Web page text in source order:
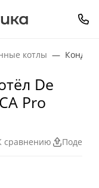
котлы
De
Pro
сравнению